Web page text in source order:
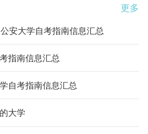
更多
安大学自考指南信息汇总
指南信息汇总
自考指南信息汇总
大学